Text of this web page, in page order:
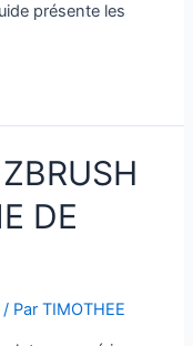
présente les
DE
/ ParTIMOTHEE